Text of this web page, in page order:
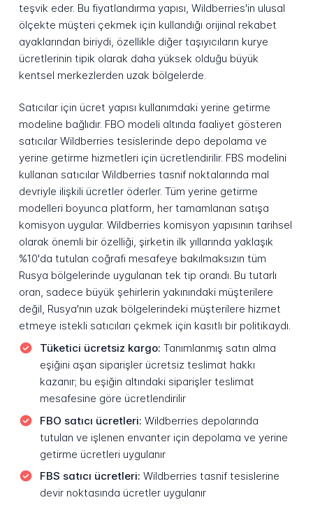
teşvik eder. Bu fiyatlandırma yapısı, Wildberries'in ulusal
ölçekte müşteri çekmek için kullandığı orijinal rekabet
ayaklarından biriydi, özellikle diğer taşıyıcıların kurye
ücretlerinin tipik olarak daha yüksek olduğu büyük
kentsel merkezlerden uzak bölgelerde.
Satıcılar için ücret yapısı kullanımdaki yerine getirme
modeline bağlıdır. FBO modeli altında faaliyet gösteren
satıcılar Wildberries tesislerinde depo depolama ve
yerine getirme hizmetleri için ücretlendirilir. FBS modelini
kullanan satıcılar Wildberries tasnif noktalarında mal
devriyle ilişkili ücretler öderler. Tüm yerine getirme
modelleri boyunca platform, her tamamlanan satışa
komisyon uygular. Wildberries komisyon yapısının tarihsel
olarak önemli bir özelliği, şirketin ilk yıllarında yaklaşık
%10'da tutulan coğrafi mesafeye bakılmaksızın tüm
Rusya bölgelerinde uygulanan tek tip orandı. Bu tutarlı
oran, sadece büyük şehirlerin yakınındaki müşterilere
değil, Rusya'nın uzak bölgelerindeki müşterilere hizmet
etmeye istekli satıcıları çekmek için kasıtlı bir politikaydı.
Tüketici ücretsiz kargo: Tanımlanmış satın alma
eşiğini aşan siparişler ücretsiz teslimat hakkı
kazanır; bu eşiğin altındaki siparişler teslimat
mesafesine göre ücretlendirilir
FBO satıcı ücretleri: Wildberries depolarında
tutulan ve işlenen envanter için depolama ve yerine
getirme ücretleri uygulanır
FBS satıcı ücretleri: Wildberries tasnif tesislerine
devir noktasında ücretler uygulanır